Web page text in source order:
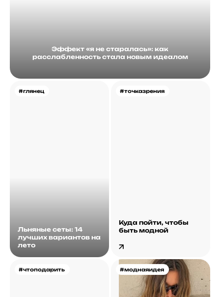
Эффект «я не старалась»: как
расслабленность стала новым идеалом
#глянец
Льняные сеты: 14
лучших вариантов на
лето
#точказрения
Куда пойти, чтобы
быть модной
#чтоподарить #моднаяидея